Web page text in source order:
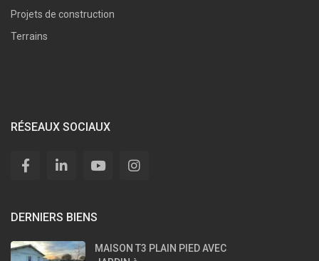
Projets de construction
Terrains
RÉSEAUX SOCIAUX
DERNIERS BIENS
MAISON T3 PLAIN PIED AVEC